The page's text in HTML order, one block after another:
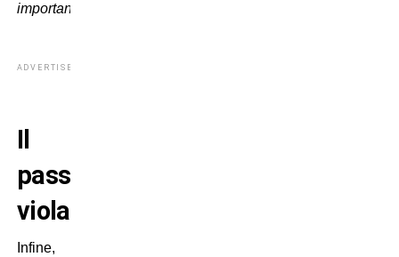
importante”
ADVERTISEMENT
Il
passato
viola
Infine,